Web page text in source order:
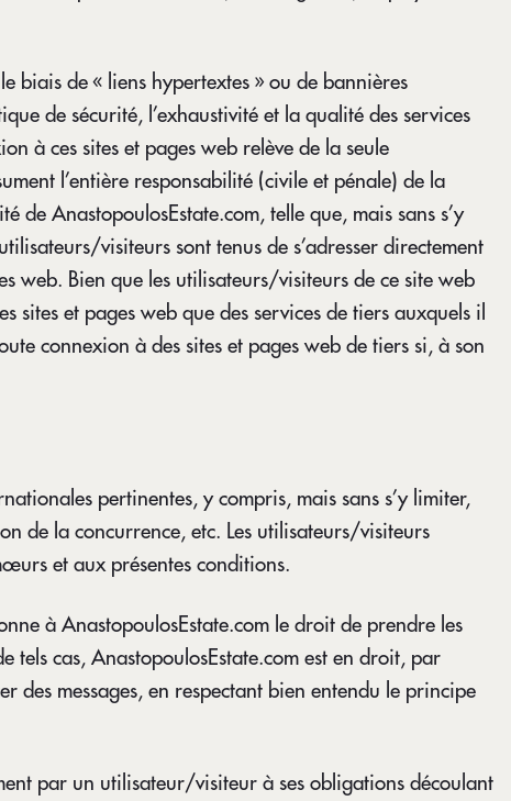
biais de « liens hypertextes » ou de bannières
de sécurité, l’exhaustivité et la qualité des services
à ces sites et pages web relève de la seule
l’entière responsabilité (civile et pénale) de la
de AnastopoulosEstate.com, telle que, mais sans s’y
visiteurs sont tenus de s’adresser directement
web. Bien que les utilisateurs/visiteurs de ce site web
sites et pages web que des services de tiers auxquels il
connexion à des sites et pages web de tiers si, à son
pertinentes, y compris, mais sans s’y limiter,
de la concurrence, etc. Les utilisateurs/visiteurs
et aux présentes conditions.
à AnastopoulosEstate.com le droit de prendre les
tels cas, AnastopoulosEstate.com est en droit, par
des messages, en respectant bien entendu le principe
par un utilisateur/visiteur à ses obligations découlant